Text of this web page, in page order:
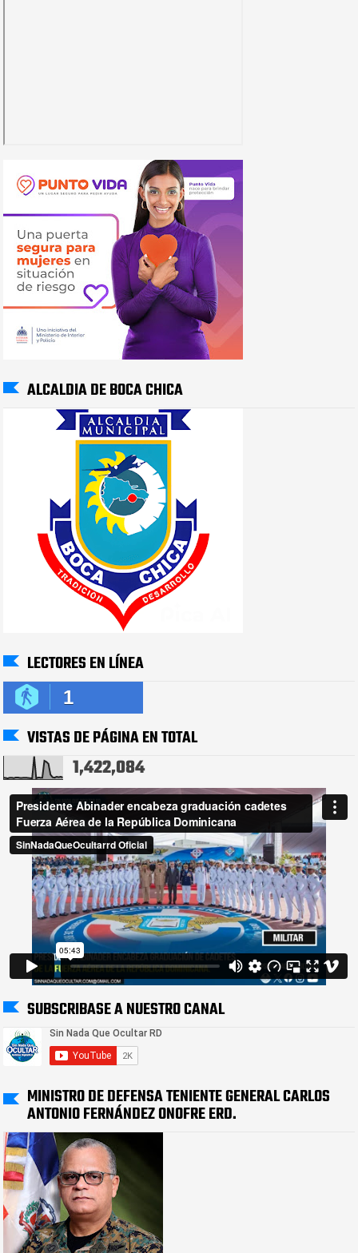
ALCALDIA DE BOCA CHICA
LECTORES EN LÍNEA
1
VISTAS DE PÁGINA EN TOTAL
1,422,084
SUBSCRIBASE A NUESTRO CANAL
MINISTRO DE DEFENSA TENIENTE GENERAL CARLOS
ANTONIO FERNÁNDEZ ONOFRE ERD.